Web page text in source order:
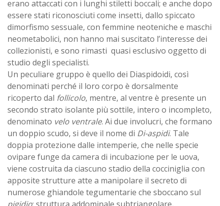
erano attaccati con i lunghi stiletti boccali; e anche dopo
essere stati riconosciuti come insetti, dallo spiccato
dimorfismo sessuale, con femmine neoteniche e maschi
neometabolici, non hanno mai suscitato l’interesse dei
collezionisti, e sono rimasti quasi esclusivo oggetto di
studio degli specialisti.
Un peculiare gruppo è quello dei Diaspidoidi, così
denominati perché il loro corpo è dorsalmente
ricoperto dal follicolo, mentre, al ventre è presente un
secondo strato isolante più sottile, intero o incompleto,
denominato velo ventrale. Ai due involucri, che formano
un doppio scudo, si deve il nome di Di-aspidi. Tale
doppia protezione dalle intemperie, che nelle specie
ovipare funge da camera di incubazione per le uova,
viene costruita da ciascuno stadio della cocciniglia con
apposite strutture atte a manipolare il secreto di
numerose ghiandole tegumentarie che sboccano sul